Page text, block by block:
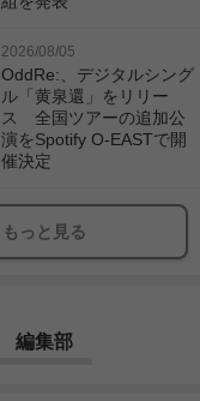
2026/08/05
OddRe:、デジタルシング
ル「黄泉還」をリリー
ス 全国ツアーの追加公
演をSpotify O-EASTで開
催決定
もっと見る
編集部